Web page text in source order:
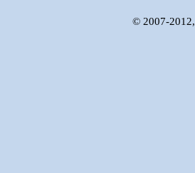
© 2007-2012,